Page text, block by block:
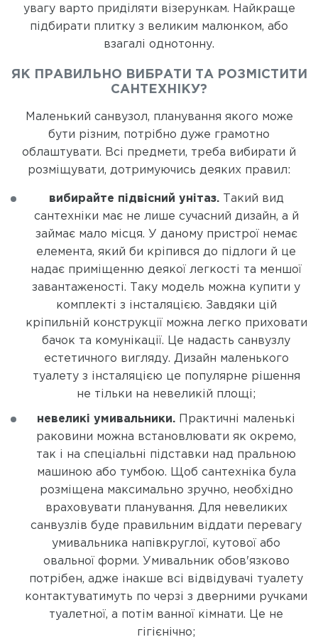
увагу варто приділяти візерункам. Найкраще
підбирати плитку з великим малюнком, або
взагалі однотонну.
ЯК ПРАВИЛЬНО ВИБРАТИ ТА РОЗМІСТИТИ
САНТЕХНІКУ?
Маленький санвузол, планування якого може
бути різним, потрібно дуже грамотно
облаштувати. Всі предмети, треба вибирати й
розміщувати, дотримуючись деяких правил:
вибирайте підвісний унітаз.
Такий вид
сантехніки має не лише сучасний дизайн, а й
займає мало місця. У даному пристрої немає
елемента, який би кріпився до підлоги й це
надає приміщенню деякої легкості та меншої
завантаженості. Таку модель можна купити у
комплекті з інсталяцією. Завдяки цій
кріпильній конструкції можна легко приховати
бачок та комунікації. Це надасть санвузлу
естетичного вигляду. Дизайн маленького
туалету з інсталяцією це популярне рішення
не тільки на невеликій площі;
невеликі умивальники. Практичні маленькі
раковини можна встановлювати як окремо,
так і на спеціальні підставки над пральною
машиною або тумбою. Щоб сантехніка була
розміщена максимально зручно, необхідно
враховувати планування. Для невеликих
санвузлів буде правильним віддати перевагу
умивальника напівкруглої, кутової або
овальної форми. Умивальник обов'язково
потрібен, адже інакше всі відвідувачі туалету
контактуватимуть по черзі з дверними ручками
туалетної, а потім ванної кімнати. Це не
гігієнічно;